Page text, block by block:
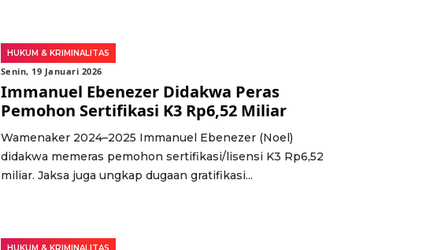
HUKUM & KRIMINALITAS
Senin, 19 Januari 2026
Immanuel Ebenezer Didakwa Peras
Pemohon Sertifikasi K3 Rp6,52 Miliar
Wamenaker 2024–2025 Immanuel Ebenezer (Noel)
didakwa memeras pemohon sertifikasi/lisensi K3 Rp6,52
miliar. Jaksa juga ungkap dugaan gratifikasi...
HUKUM & KRIMINALITAS